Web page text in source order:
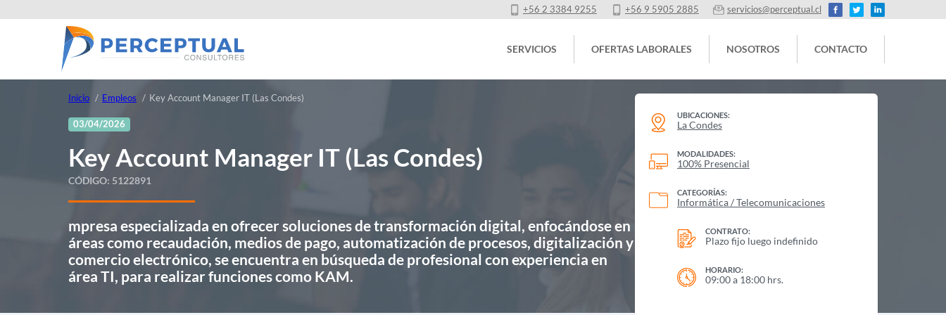
+56 2 3384 9255 +56 9 5905 2885 servicios@perceptual.cl
SERVICIOS OFERTAS LABORALES NOSOTROS CONTACTO
Inicio Empleos Key Account Manager IT (Las Condes)
03/04/2026
Key Account Manager IT (Las Condes)
CÓDIGO: 5122891
mpresa especializada en ofrecer soluciones de transformación digital, enfocándose en
áreas como recaudación, medios de pago, automatización de procesos, digitalización y
comercio electrónico, se encuentra en búsqueda de profesional con experiencia en
área TI, para realizar funciones como KAM.
UBICACIONES:
La Condes
MODALIDADES:
100% Presencial
CATEGORÍAS:
Informática / Telecomunicaciones
CONTRATO:
Plazo fijo luego indefinido
HORARIO:
09:00 a 18:00 hrs.